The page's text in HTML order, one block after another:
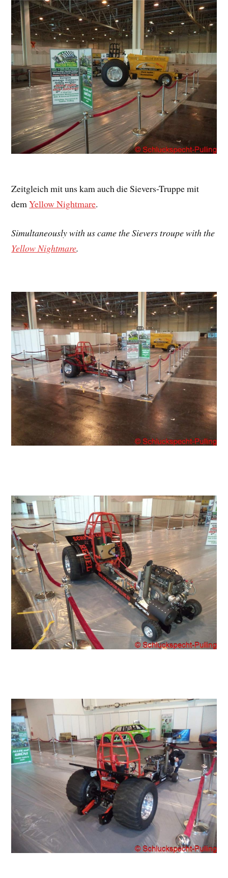
Zeitgleich mit uns kam auch die Sievers-Truppe mit
demYellow Nightmare.
Simultaneously with us came the Sievers troupe with the
Yellow Nightmare.